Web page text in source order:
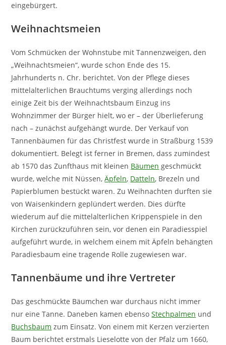
eingebürgert.
Weihnachtsmeien
Vom Schmücken der Wohnstube mit Tannenzweigen, den
„Weihnachtsmeien“, wurde schon Ende des 15.
Jahrhunderts n. Chr. berichtet. Von der Pflege dieses
mittelalterlichen Brauchtums verging allerdings noch
einige Zeit bis der Weihnachtsbaum Einzug ins
Wohnzimmer der Bürger hielt, wo er – der Überlieferung
nach – zunächst aufgehängt wurde. Der Verkauf von
Tannenbäumen für das Christfest wurde in Straßburg 1539
dokumentiert. Belegt ist ferner in Bremen, dass zumindest
ab 1570 das Zunfthaus mit kleinen Bäumen geschmückt
wurde, welche mit Nüssen,Äpfeln, Datteln, Brezeln und
Papierblumen bestückt waren. Zu Weihnachten durften sie
von Waisenkindern geplündert werden. Dies dürfte
wiederum auf die mittelalterlichen Krippenspiele in den
Kirchen zurückzuführen sein, vor denen ein Paradiesspiel
aufgeführt wurde, in welchem einem mit Äpfeln behängten
Paradiesbaum eine tragende Rolle zugewiesen war.
Tannenbäume und ihre Vertreter
Das geschmückte Bäumchen war durchaus nicht immer
nur eine Tanne. Daneben kamen ebensoStechpalmen und
Buchsbaum zum Einsatz. Von einem mit Kerzen verzierten
Baum berichtet erstmals Lieselotte von der Pfalz um 1660,